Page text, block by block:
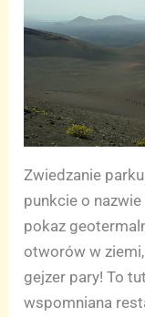
Zwiedzanie
punkcie o
pokaz
otworów w
gejzer pary! To
wspomniana